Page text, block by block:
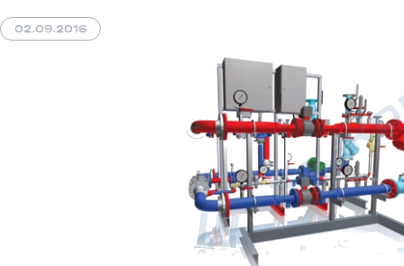
02.09.2016